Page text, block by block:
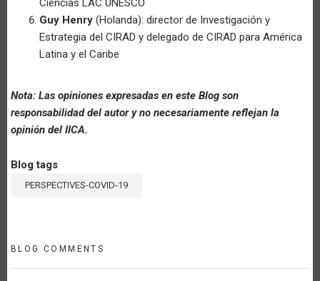
Ciencias LAC UNESCO
Guy Henry (Holanda): director de Investigación y
Estrategia del CIRAD y delegado de CIRAD para América
Latina y el Caribe
Nota: Las opiniones expresadas en este Blog son
responsabilidad del autor y no necesariamente reflejan la
opinión del IICA.
Blog tags
PERSPECTIVES-COVID-19
BLOG COMMENTS